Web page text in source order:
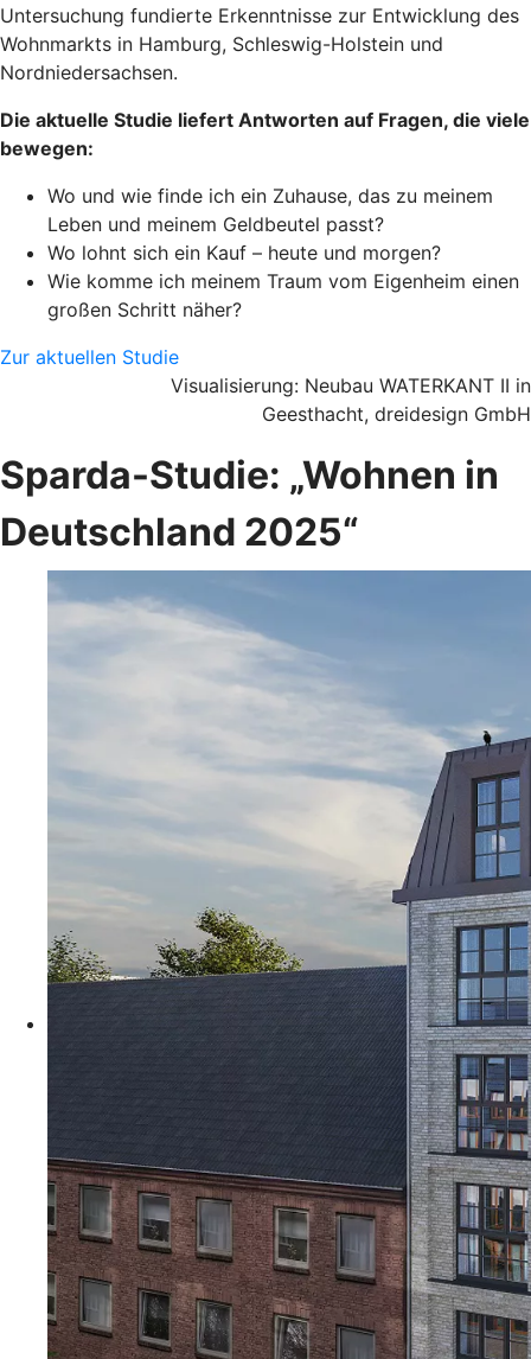
Untersuchung fundierte Erkenntnisse zur Entwicklung des
Wohnmarkts in Hamburg, Schleswig-Holstein und
Nordniedersachsen.
Die aktuelle Studie liefert Antworten auf Fragen, die viele
bewegen:
Wo und wie finde ich ein Zuhause, das zu meinem
Leben und meinem Geldbeutel passt?
Wo lohnt sich ein Kauf – heute und morgen?
Wie komme ich meinem Traum vom Eigenheim einen
großen Schritt näher?
Zur aktuellen Studie
Visualisierung: Neubau WATERKANT II in
Geesthacht, dreidesign GmbH
Sparda-Studie: „Wohnen in
Deutschland 2025“